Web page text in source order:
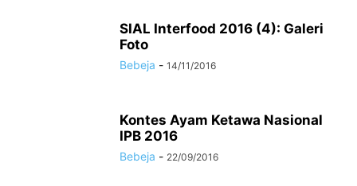
SIAL Interfood 2016 (4): Galeri
Foto
Bebeja - 14/11/2016
Kontes Ayam Ketawa Nasional
IPB 2016
Bebeja - 22/09/2016